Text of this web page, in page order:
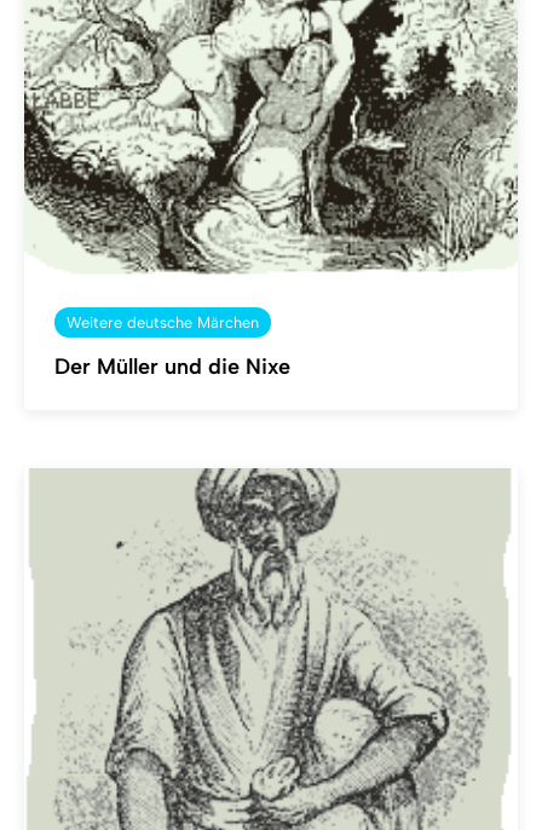
Weitere deutsche Märchen
Der Müller und die Nixe